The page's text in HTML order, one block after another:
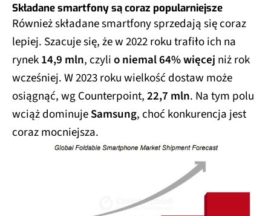
Składane smartfony są coraz popularniejsze
Również składane smartfony sprzedają się coraz
lepiej. Szacuje się, że w 2022 roku trafiło ich na
rynek14,9 mln, czylio niemal 64% więcej niż rok
wcześniej. W 2023 roku wielkość dostaw może
osiągnąć, wg Counterpoint,22,7 mln. Na tym polu
wciąż dominujeSamsung, choć konkurencja jest
coraz mocniejsza.